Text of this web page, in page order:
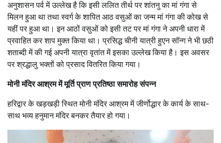
अनुशासन पर्व में उल्लेख है कि इसी ललित तीर्थ पर शांतनु का मां गंगा से
मिलन हुआ था तथा स्वर्ग के शापित आठ वसुओं का जन्म मां गंगा की कोख से
यहीं पर हुआ था। इन आठों वसुओं को इसी तट पर मां गंगा ने अपनी धारा में
प्रवाहित कर शाप मुक्त किया था। प्रसिद्ध चीनी यात्री हुएन सॉन्ग ने भी छठी
शताब्दी में की गई अपनी यात्रा वृतांत में इसका उल्लेख किया है। इस अवसर
पर श्रद्धालु भक्तों को प्रसाद वितरित किया गया।
मोनी मंदिर आश्रम में मूर्ति प्राण प्रतिष्ठा समारोह संपन्न
हरिद्वार के खड़खड़ी स्थित मोनी मंदिर आश्रम में जीर्णोद्धार के कार्य के साथ-
साथ भव्य हनुमान मंदिर बनकर तैयार हो गया।